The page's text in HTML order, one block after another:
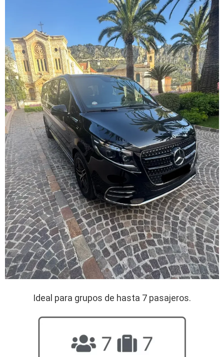
Ideal para grupos de hasta 7 pasajeros.